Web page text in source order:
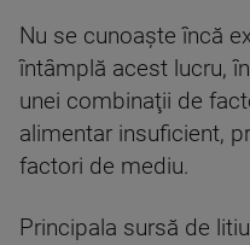
Nu se cunoaşte încă
întâmplă acest lucru,
unei combinaţii de
alimentar insuficient,
factori de mediu.
Principala sursă de